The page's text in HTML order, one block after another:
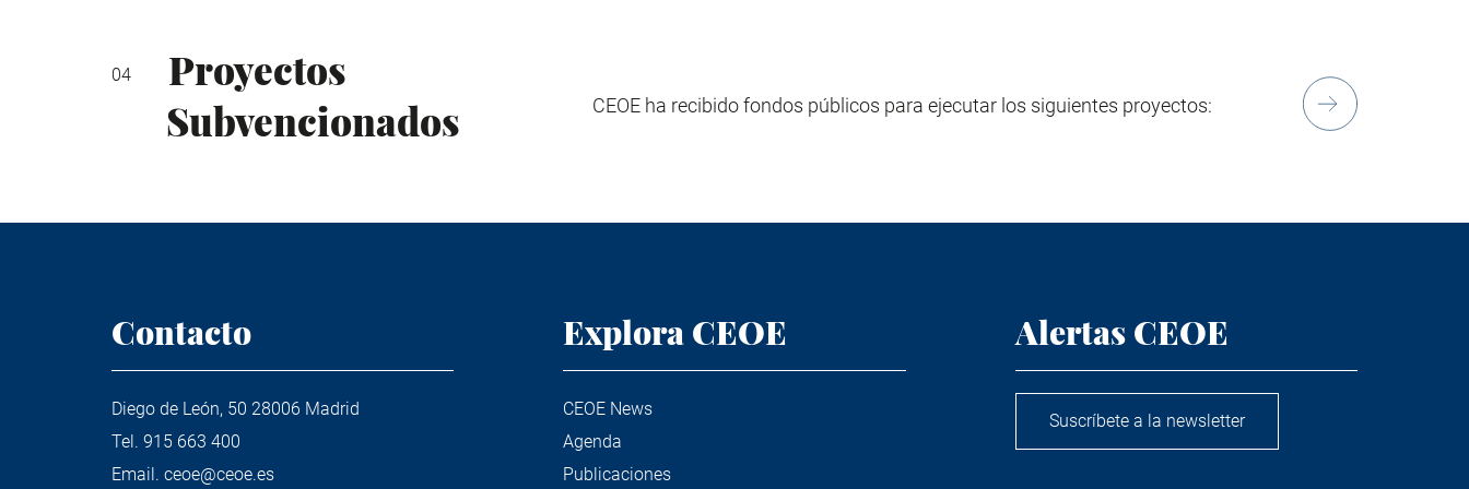
Proyectos
Subvencionados
CEOE ha recibido fondos públicos para ejecutar los siguientes proyectos:
Contacto
Diego de León, 50 28006 Madrid
Tel. 915 663 400
Email. ceoe@ceoe.es
Explora CEOE
CEOE News
Agenda
Publicaciones
Alertas CEOE
Suscríbete a la newsletter